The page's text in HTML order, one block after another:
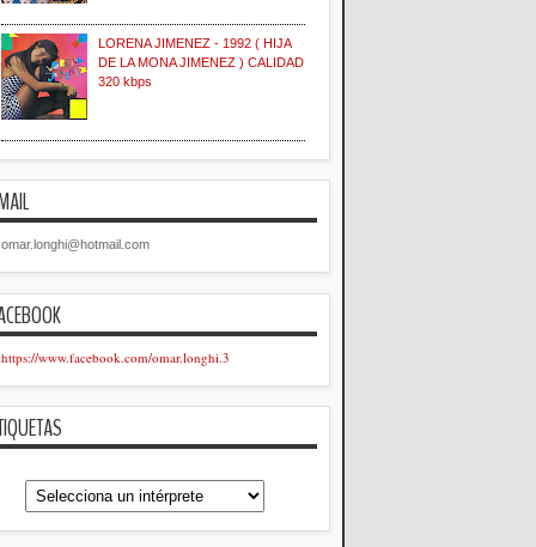
LORENA JIMENEZ - 1992 ( HIJA
DE LA MONA JIMENEZ ) CALIDAD
320 kbps
omar.longhi@hotmail.com
https://www.facebook.com/omar.longhi.3